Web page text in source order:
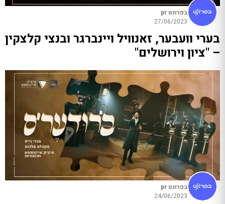
בפרונט pr
27/06/2023
בערי וועבער, זאנוויל ויינברגר ובנצי קלצקין
– "ציון וירושלים"
בפרונט pr
24/06/2023